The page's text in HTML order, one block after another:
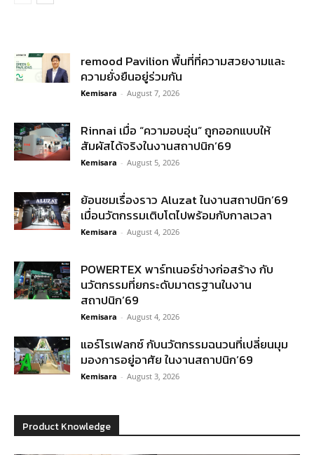
remood Pavilion พื้นที่ที่ความสวยงามและ
ความยั่งยืนอยู่ร่วมกัน
Kemisara - August 7, 2026
Rinnai เมื่อ “ความอบอุ่น” ถูกออกแบบให้
สัมผัสได้จริงในงานสถาปนิก’69
Kemisara - August 5, 2026
ย้อนชมเรื่องราว Aluzat ในงานสถาปนิก’69
เมื่อนวัตกรรมเติบโตไปพร้อมกับกาลเวลา
Kemisara - August 4, 2026
POWERTEX พาร์ทเนอร์ช่างก่อสร้าง กับ
นวัตกรรมที่ยกระดับมาตรฐานในงาน
สถาปนิก’69
Kemisara - August 4, 2026
แอร์โรเฟลกซ์ กับนวัตกรรมฉนวนที่เปลี่ยนมุม
มองการอยู่อาศัย ในงานสถาปนิก’69
Kemisara - August 3, 2026
Product Knowledge